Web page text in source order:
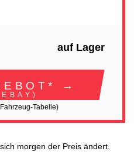
auf Lager
→
Tabelle)
morgen der Preis ändert.